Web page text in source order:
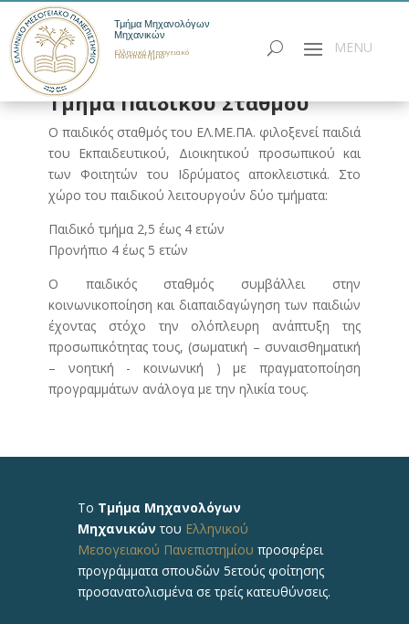
Τμήμα Μηχανολόγων
Μηχανικών
Ελληνικό Μεσογειακό
Πανεπιστήμιο
Παιδικός Σταθμός
Τμήμα Παιδικού Σταθμού
Ο παιδικός σταθμός του ΕΛ.ΜΕ.ΠΑ. φιλοξενεί παιδιά
του Εκπαιδευτικού, Διοικητικού προσωπικού και
των Φοιτητών του Ιδρύματος αποκλειστικά. Στο
χώρο του παιδικού λειτουργούν δύο τμήματα:
Παιδικό τμήμα 2,5 έως 4 ετών
Προνήπιο 4 έως 5 ετών
Ο παιδικός σταθμός συμβάλλει στην
κοινωνικοποίηση και διαπαιδαγώγηση των παιδιών
έχοντας στόχο την ολόπλευρη ανάπτυξη της
προσωπικότητας τους, (σωματική – συναισθηματική
– νοητική - κοινωνική ) με πραγματοποίηση
προγραμμάτων ανάλογα με την ηλικία τους.
Το Τμήμα Μηχανολόγων
Μηχανικώντου Ελληνικού
Μεσογειακού Πανεπιστημίου προσφέρει
προγράμματα σπουδών 5ετούς φοίτησης
προσανατολισμένα σε τρείς κατευθύνσεις.